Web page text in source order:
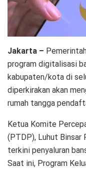
Jakarta –
program digitalisasi
kabupaten/kota di
diperkirakan akan
rumah tangga
Ketua Komite
(PTDP), Luhut Binsar
terkini penyaluran
Saat ini, Program